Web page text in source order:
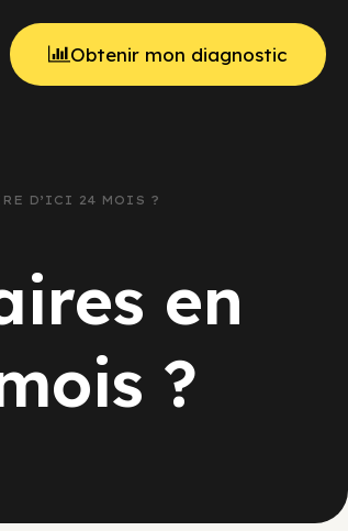
Obtenir mon diagnostic
D’ICI 24 MOIS ?
en
?